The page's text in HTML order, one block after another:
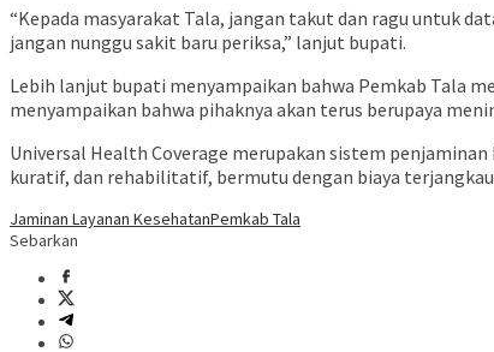
“Kepada masyarakat Tala, jangan takut dan ragu untuk
jangan nunggu sakit baru periksa,” lanjut bupati.
Lebih lanjut bupati menyampaikan bahwa Pemkab Tala
menyampaikan bahwa pihaknya akan terus berupaya
Universal Health Coverage merupakan sistem
kuratif, dan rehabilitatif, bermutu dengan biaya
Jaminan Layanan KesehatanPemkab Tala
Sebarkan